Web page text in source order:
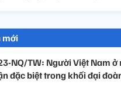
mới
NQ/TW: Người Việt Nam ở
đặc biệt trong khối đại